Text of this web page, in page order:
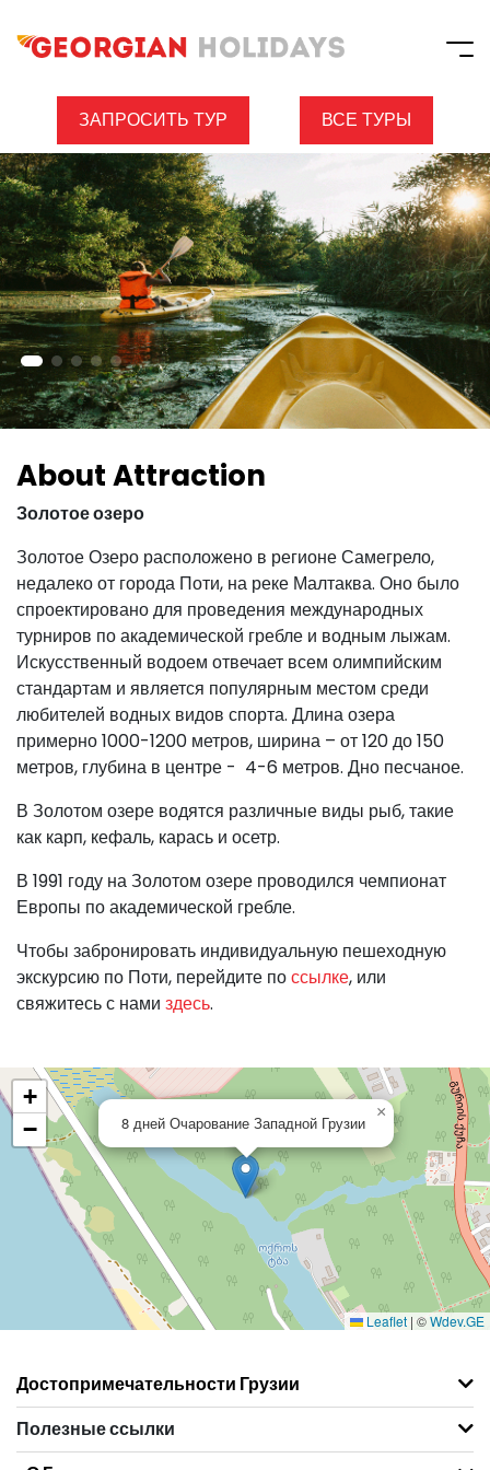
ЗАПРОСИТЬ ТУР ВСЕ ТУРЫ
About Attraction
Золотое озеро
Золотое Озеро расположено в регионе Самегрело,
недалеко от города Поти, на реке Малтаква. Оно было
спроектировано для проведения международных
турниров по академической гребле и водным лыжам.
Искусственный водоем отвечает всем олимпийским
стандартам и является популярным местом среди
любителей водных видов спорта. Длина озера
примерно 1000-1200 метров, ширина – от 120 до 150
метров, глубина в центре - 4-6 метров. Дно песчаное.
В Золотом озере водятся различные виды рыб, такие
как карп, кефаль, карась и осетр.
В 1991 году на Золотом озере проводился чемпионат
Европы по академической гребле.
Чтобы забронировать индивидуальную пешеходную
экскурсию по Поти, перейдите поссылке, или
свяжитесь с нами здесь.
8 дней Очарование Западной Грузии
×
+
−
Leaflet | ©Wdev.GE
Достопримечательности Грузии
Полезные ссылки